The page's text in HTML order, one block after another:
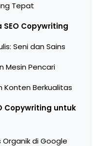
Tepat
Copywriting
Seni dan Sains
Mesin Pencari
Konten Berkualitas
Copywriting untuk
di Google